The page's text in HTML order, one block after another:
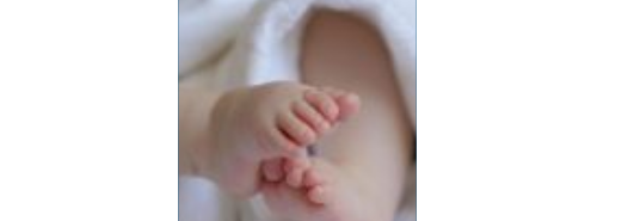
plötsligt hjärtstopp,
luftvägsstopp eller andra
akuta tillstånd. Den som
står bredvid har ofta
bara sekunder på ...